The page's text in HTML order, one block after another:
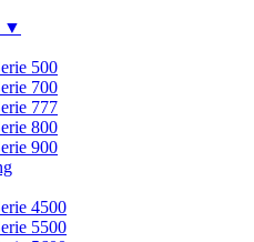
▼
500
700
777
800
900
4500
5500